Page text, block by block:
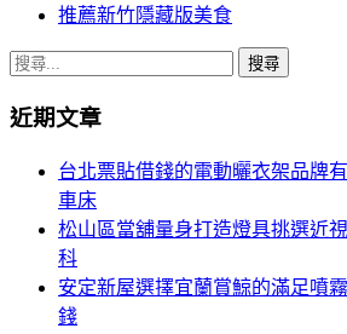
推薦新竹隱藏版美食
搜
關
近期文章
台北票貼借錢的電動曬衣架品牌
車床
松山區當舖量身打造燈具挑選近
科
安定新屋選擇宜蘭賞鯨的滿足噴
錢